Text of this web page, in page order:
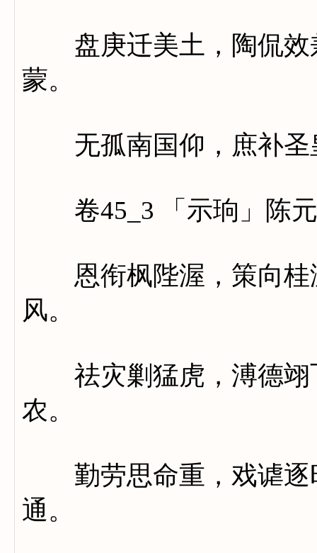
盘庚迁美土，陶侃效
蒙。
无孤南国仰，庶补圣
卷45_3 「示珦」陈
恩衔枫陛渥，策向桂
风。
祛灾剿猛虎，溥德翊
农。
勤劳思命重，戏谑逐
通。